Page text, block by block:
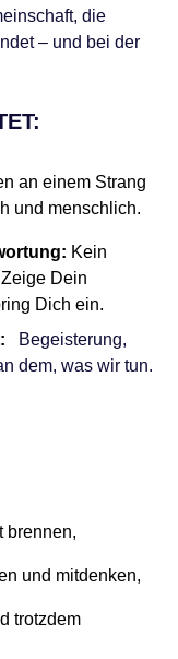
die
– und bei der
an einem Strang
und menschlich.
Kein
Dein
Dich ein.
Begeisterung,
dem, was wir tun.
brennen,
und mitdenken,
trotzdem